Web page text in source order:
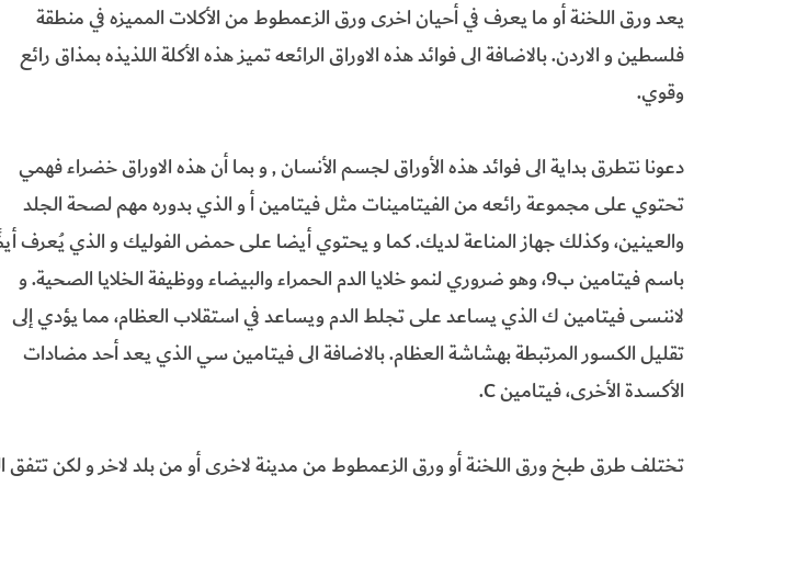
يعد ورق اللخنة أو ما يعرف في أحيان اخرى ورق الزعمطوط من الأكلات المميزه في منطقة
فلسطين و الاردن. بالاضافة الى فوائد هذه الاوراق الرائعه تميز هذه الأكلة اللذيذه بمذاق رائع
وقوي.
دعونا نتطرق بداية الى فوائد هذه الأوراق لجسم الأنسان , و بما أن هذه الاوراق خضراء فهمي
تحتوي على مجموعة رائعه من الفيتامينات مثل فيتامين أ و الذي بدوره مهم لصحة الجلد
والعينين، وكذلك جهاز المناعة لديك. كما و يحتوي أيضا على حمض الفوليك و الذي يُعرف
باسم فيتامين ب9، وهو ضروري لنمو خلايا الدم الحمراء والبيضاء ووظيفة الخلايا الصحية. و
لاننسى فيتامين ك الذي يساعد على تجلط الدم ويساعد في استقلاب العظام، مما يؤدي إلى
تقليل الكسور المرتبطة بهشاشة العظام. بالاضافة الى فيتامين سي الذي يعد أحد مضادات
الأكسدة الأخرى، فيتامين C.
تختلف طرق طبخ ورق اللخنة أو ورق الزعمطوط من مدينة لاخرى أو من بلد لاخر و لكن تتفق